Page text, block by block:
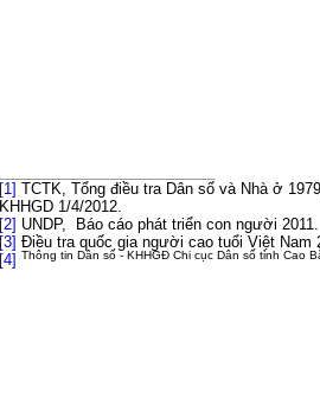
[1] TCTK, Tổng điều tra Dân số và Nhà ở
KHHGD 1/4/2012.
[2] UNDP, Báo cáo phát triển con người 2011.
[3] Điều tra quốc gia người cao tuổi Việt Nam
[4] Thông tin Dân số - KHHGĐ Chi cục Dân số tỉnh Cao